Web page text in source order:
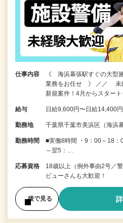
仕事内容
《 海浜幕張駅すぐの大型
業務をお任せ 》 ／／ 未
新規案件！4月からスター
給与 日給9,600円〜日給14,400円
勤務地 千葉県千葉市美浜区（海浜
勤務時間
■実働8時間 ・9：00～18
～翌5：…
応募資格
18歳以上（例外事由2号／
ビューさんも大歓迎！
後で見る